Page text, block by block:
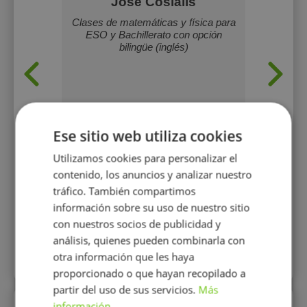
Clases de matemáticas y física para
ESO y Bachillerato con opción
bilingüe (inglés)
14 €/h
cada
horario
Más perfiles similares
Ese sitio web utiliza cookies
Utilizamos cookies para personalizar el
contenido, los anuncios y analizar nuestro
tráfico. También compartimos
información sobre su uso de nuestro sitio
con nuestros socios de publicidad y
análisis, quienes pueden combinarla con
otra información que les haya
proporcionado o que hayan recopilado a
partir del uso de sus servicios. Más